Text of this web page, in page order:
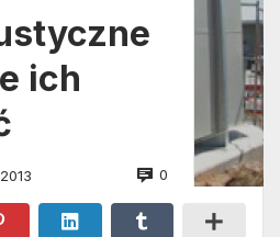
ich
0